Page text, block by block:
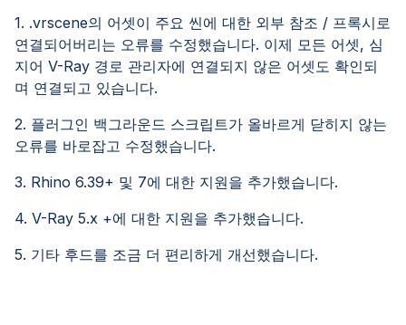
1. .vrscene의 어셋이 주요 씬에 대한 외부 참조 / 프록시로
연결되어버리는 오류를 수정했습니다. 이제 모든 어셋, 심
지어 V-Ray 경로 관리자에 연결되지 않은 어셋도 확인되
며 연결되고 있습니다.
2. 플러그인 백그라운드 스크립트가 올바르게 닫히지 않는
오류를 바로잡고 수정했습니다.
3. Rhino 6.39+ 및 7에 대한 지원을 추가했습니다.
4. V-Ray 5.x +에 대한 지원을 추가했습니다.
5. 기타 후드를 조금 더 편리하게 개선했습니다.